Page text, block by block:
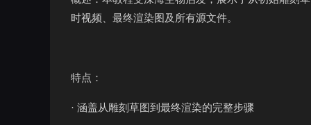
时视频、最终渲染图及所有源文件。
特点：
· 涵盖从雕刻草图到最终渲染的完整步骤